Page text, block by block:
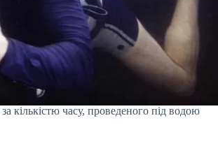
кількістю часу, проведеного під водою